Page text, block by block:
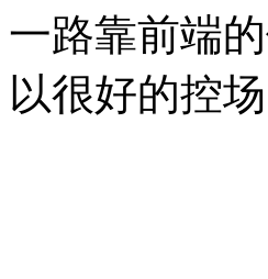
一路靠前端
以很好的控场